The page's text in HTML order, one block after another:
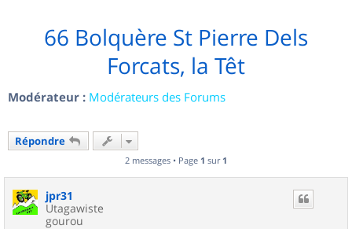
66 Bolquère St Pierre Dels
Forcats, la Têt
Modérateur : Modérateurs des Forums
Répondre
2 messages • Page 1 sur 1
jpr31
Utagawiste
gourou